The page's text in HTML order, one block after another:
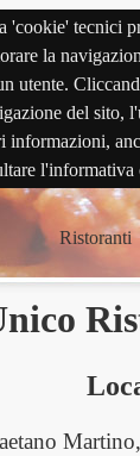
'cookie' tecnici
la
utente.
del sito,
informazioni,
l'informativa
Ristoranti